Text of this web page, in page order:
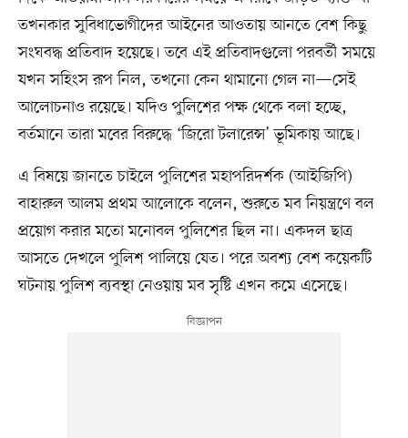
তখনকার সুবিধাভোগীদের আইনের আওতায় আনতে বেশ কিছু
সংঘবদ্ধ প্রতিবাদ হয়েছে। তবে এই প্রতিবাদগুলো পরবর্তী সময়ে
যখন সহিংস রূপ নিল, তখনো কেন থামানো গেল না—সেই
আলোচনাও রয়েছে। যদিও পুলিশের পক্ষ থেকে বলা হচ্ছে,
বর্তমানে তারা মবের বিরুদ্ধে ‘জিরো টলারেন্স’ ভূমিকায় আছে।
এ বিষয়ে জানতে চাইলে পুলিশের মহাপরিদর্শক (আইজিপি)
বাহারুল আলম প্রথম আলোকে বলেন, শুরুতে মব নিয়ন্ত্রণে বল
প্রয়োগ করার মতো মনোবল পুলিশের ছিল না। একদল ছাত্র
আসতে দেখলে পুলিশ পালিয়ে যেত। পরে অবশ্য বেশ কয়েকটি
ঘটনায় পুলিশ ব্যবস্থা নেওয়ায় মব সৃষ্টি এখন কমে এসেছে।